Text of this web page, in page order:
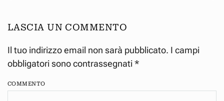
LASCIA UN COMMENTO
Il tuo indirizzo email non sarà pubblicato. I campi
obbligatori sono contrassegnati *
COMMENTO